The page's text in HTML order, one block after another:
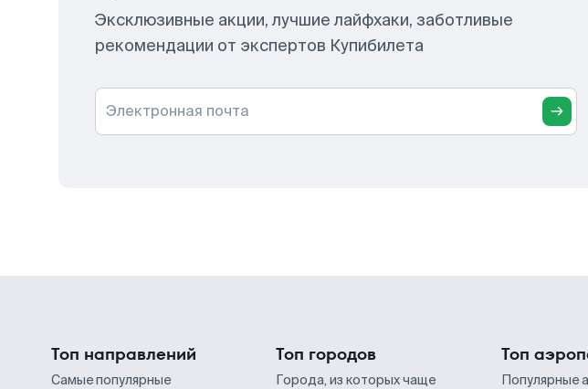
Эксклюзивные акции, лучшие лайфхаки, заботливые
рекомендации от экспертов Купибилета
Электронная почта
Топ направлений
Самые популярные
Топ городов
Города, из которых чаще
Топ
Популярные